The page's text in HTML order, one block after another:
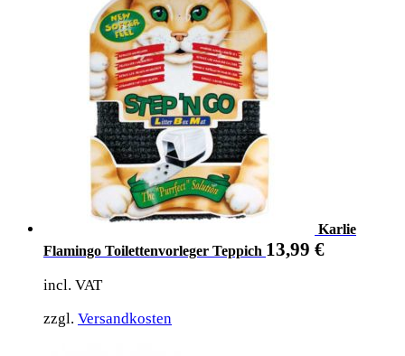
Karlie
Flamingo Toilettenvorleger Teppich 13,99 €
incl. VAT
zzgl. Versandkosten